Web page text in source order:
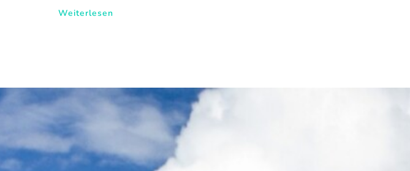
Weiterlesen